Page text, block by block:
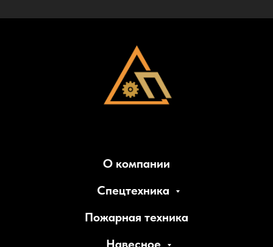
О компании
Спецтехника
Пожарная техника
Навесное